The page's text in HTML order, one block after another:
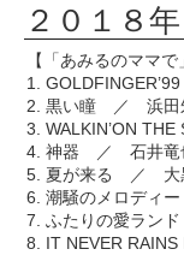
２０１８
【「あみるのママ
1.
2. 黒い瞳 ／ 浜田
3. WALKIN’ON
4. 神器 ／ 石井竜
5. 夏が来る ／ 大
6. 潮騒のメロディ
7. ふたりの愛ラン
8. IT NEVER